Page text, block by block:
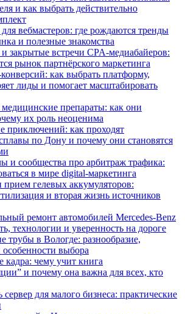
и как выбрать действительно
вебмастеров: где рождаются тренды
и полезные знакомства
закрытые встречи CPA-медиабайеров:
рынок партнёрского маркетинга
как выбрать платформу,
лиды и помогает масштабировать
препараты: как они
их роль неоценима
приключений: как проходят
по Дону и почему они становятся
и сообщества про арбитраж трафика:
в мире digital-маркетинга
гелевых аккумуляторов:
и вторая жизнь источников
ремонт автомобилей Mercedes-Benz
технологии и уверенность на дороге
трубы в Вологде: разнообразие,
выбора
кадра: чему учит книга
и почему она важна для всех, кто
сервер для малого бизнеса: практические